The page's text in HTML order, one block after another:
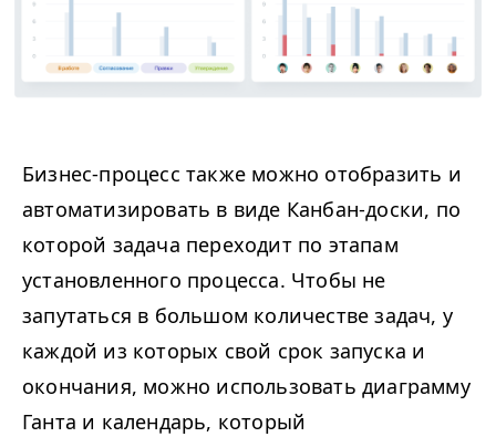
Бизнес-процесс также можно отобразить и
автоматизировать в виде Канбан-доски, по
которой задача переходит по этапам
установленного процесса. Чтобы не
запутаться в большом количестве задач, у
каждой из которых свой срок запуска и
окончания, можно использовать диаграмму
Ганта и календарь, который